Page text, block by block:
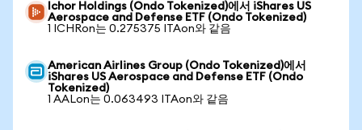
Ichor Holdings (Ondo Tokenized)에서 iShares US
Aerospace and Defense ETF (Ondo Tokenized)
1 ICHRon는 0.275375 ITAon와 같음
American Airlines Group (Ondo Tokenized)에서
iShares US Aerospace and Defense ETF (Ondo
Tokenized)
1 AALon는 0.063493 ITAon와 같음